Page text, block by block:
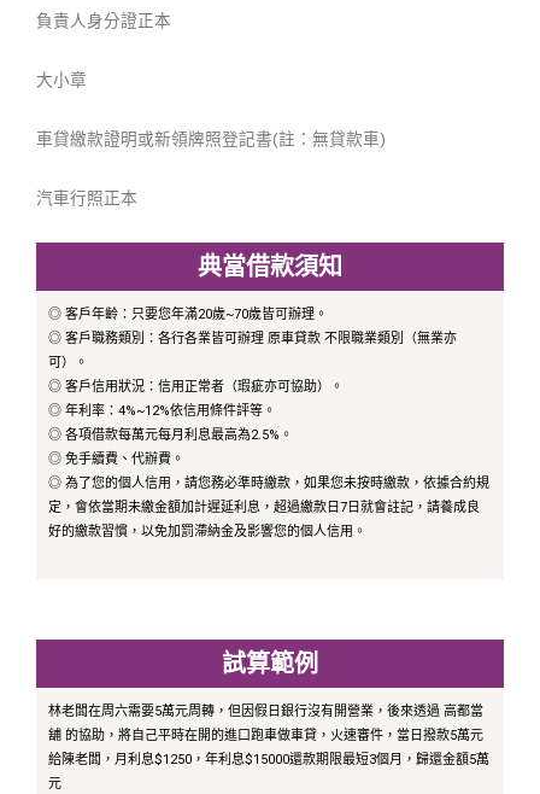
負責人身分證正本
大小章
車貸繳款證明或新領牌照登記書(註：無貸款車)
汽車行照正本
典當借款須知
◎ 客戶年齡：只要您年滿20歲~70歲皆可辦理。
◎ 客戶職務類別：各行各業皆可辦理 原車貸款 不限職業類別（無業亦
可）。
◎ 客戶信用狀況：信用正常者（瑕疵亦可協助）。
◎ 年利率：4%~12%依信用條件評等。
◎ 各項借款每萬元每月利息最高為2.5%。
◎ 免手續費、代辦費。
◎ 為了您的個人信用，請您務必準時繳款，如果您未按時繳款，依據合約規
定，會依當期未繳金額加計遲延利息，超過繳款日7日就會註記，請養成良
好的繳款習慣，以免加罰滯納金及影響您的個人信用。
試算範例
林老闆在周六需要5萬元周轉，但因假日銀行沒有開營業，後來透過 高都當
舖 的協助，將自己平時在開的進口跑車做車貸，火速審件，當日撥款5萬元
給陳老闆，月利息$1250，年利息$15000還款期限最短3個月，歸還金額5萬
元